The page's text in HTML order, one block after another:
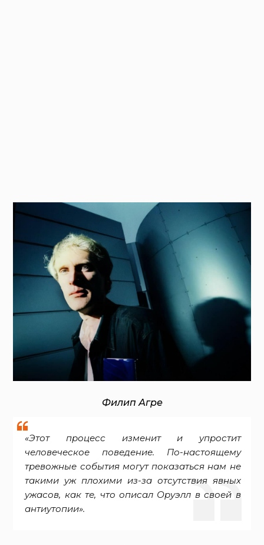
Филип Агре
«Этот процесс изменит и упростит
человеческое поведение. По-настоящему
тревожные события могут показаться нам не
такими уж плохими из-за отсутствия явных
ужасов, как те, что описал Оруэлл в своей в
антиутопии».